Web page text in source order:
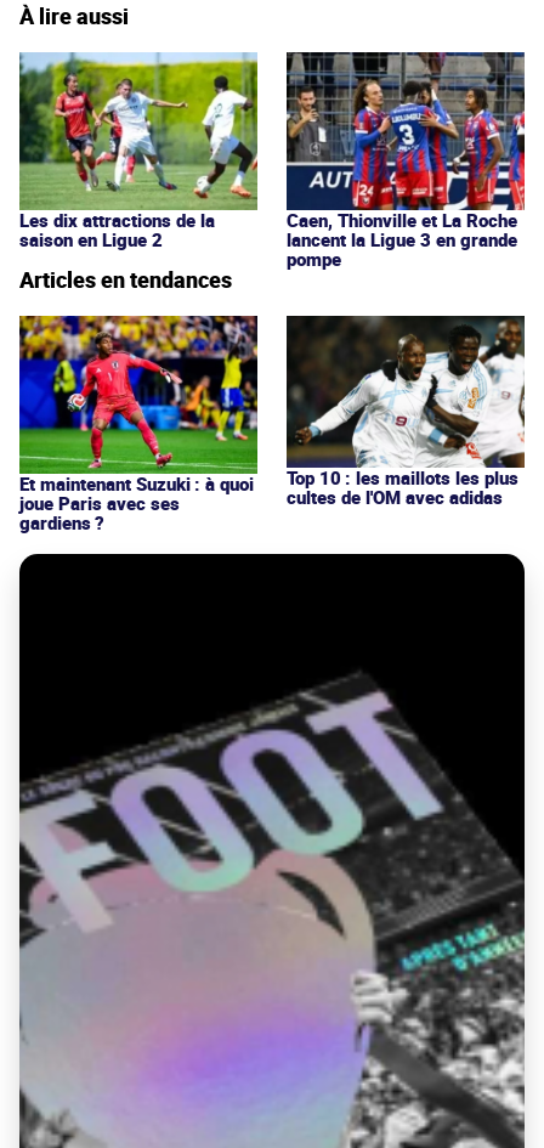
À lire aussi
Les dix attractions de la
saison en Ligue 2
Caen, Thionville et La Roche
lancent la Ligue 3 en grande
pompe
Articles en tendances
Et maintenant Suzuki : à quoi
joue Paris avec ses
gardiens ?
Top 10 : les maillots les plus
cultes de l'OM avec adidas